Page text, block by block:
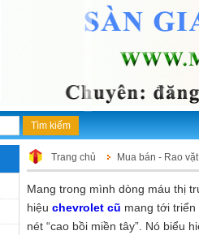
Trang chủ Mua bán - Rao vặt
Mang trong mình dòng máu thị
hiệu chevrolet cũ mang tới
nét “cao bồi miền tây”. Nó biểu